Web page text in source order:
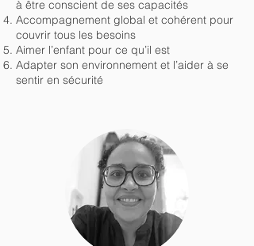
à être conscient de ses capacités
Accompagnement global et cohérent pour
couvrir tous les besoins
Aimer l’enfant pour ce qu’il est
Adapter son environnement et l’aider à se
sentir en sécurité